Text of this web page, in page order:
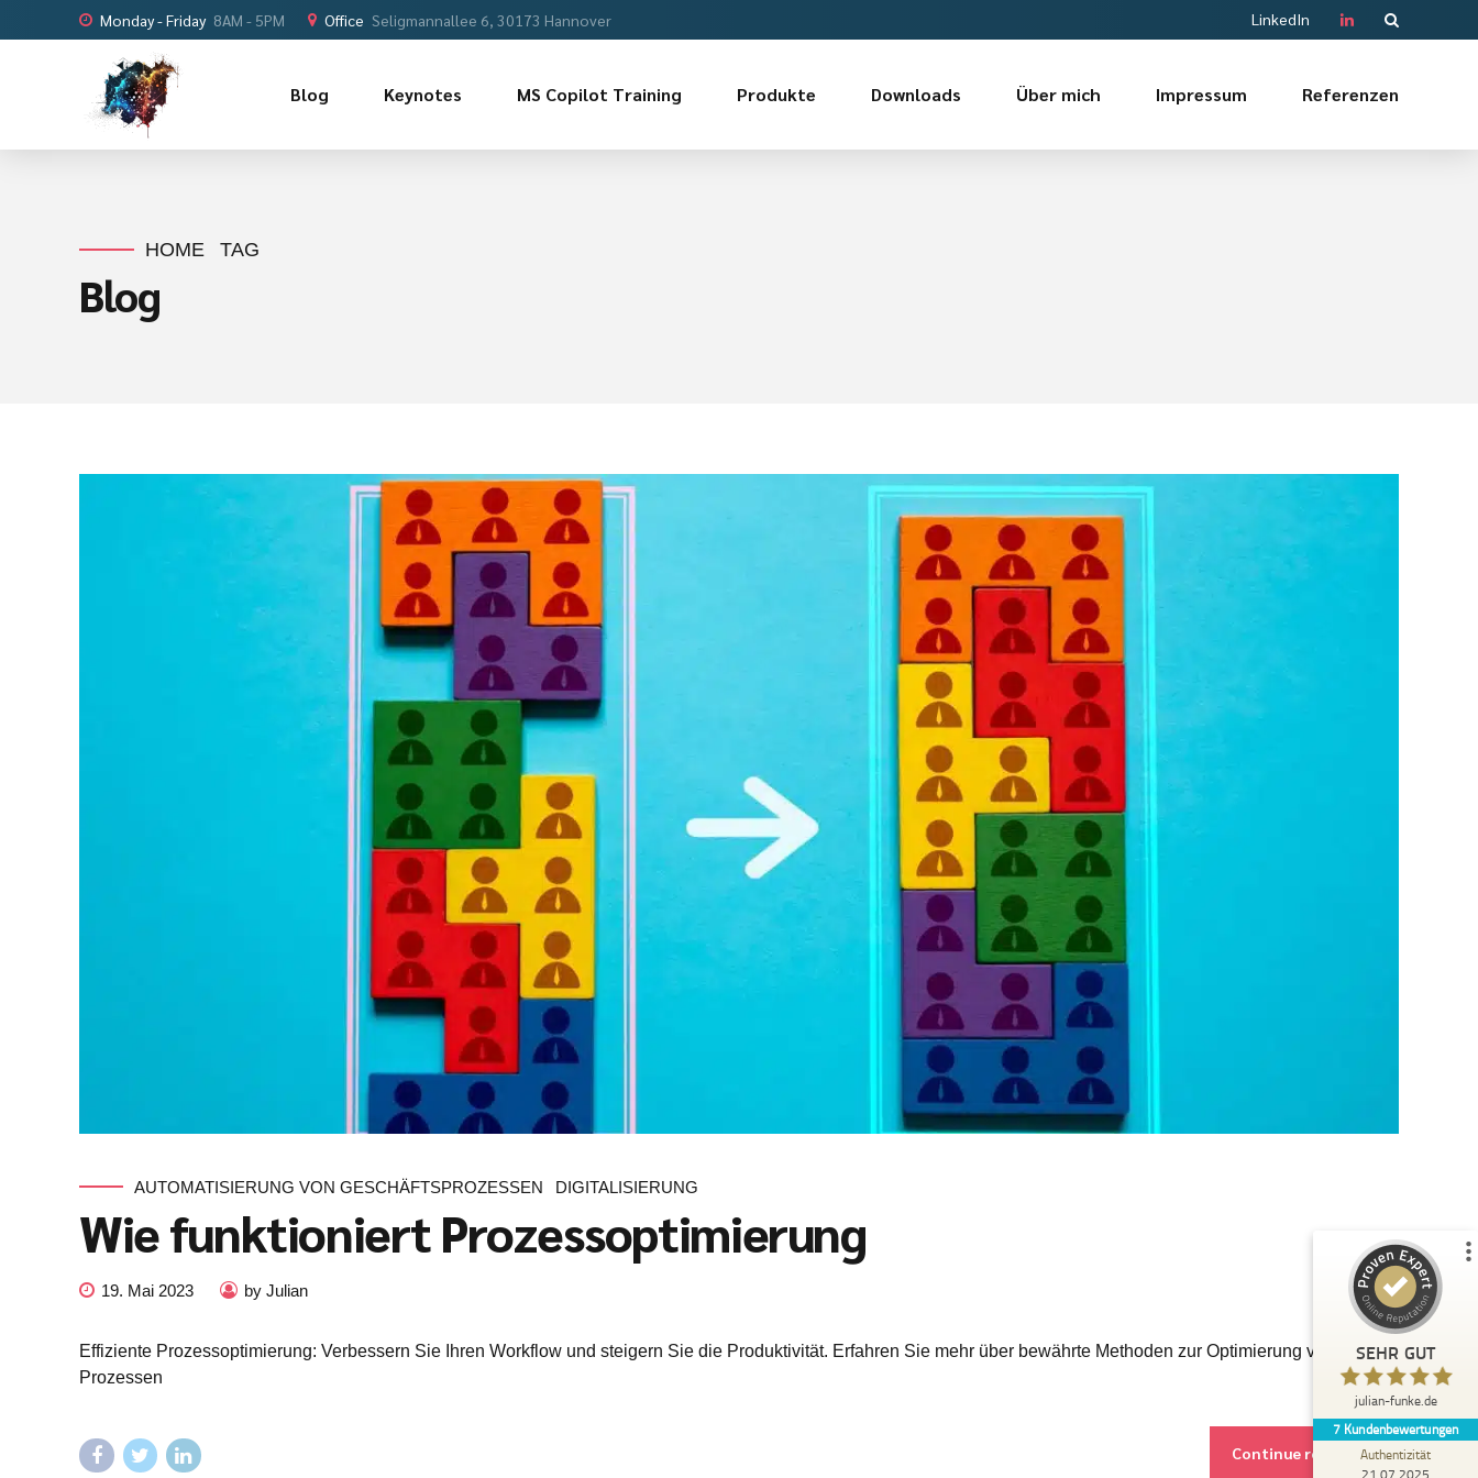
Monday - Friday 8AM - 5PM Office Seligmannallee 6, 30173 Hannover LinkedIn
Blog Keynotes MS Copilot Training Produkte Downloads Über mich Impressum Referenzen
HOME TAG
Blog
AUTOMATISIERUNG VON GESCHÄFTSPROZESSEN DIGITALISIERUNG
Wie funktioniert Prozessoptimierung
19. Mai 2023 by Julian
Effiziente Prozessoptimierung: Verbessern Sie Ihren Workflow und steigern Sie die Produktivität. Erfahren Sie mehr über bewährte Methoden zur Optimierung von
Prozessen
Continue reading
SEHR GUT
julian-funke.de
7 Kundenbewertungen
Authentizität
21.07.2025
ProvenExpert.com
4,87
/
5,00
Erfahren Sie mehr über dieses Bewertungssiegel
Anonym
5,00
Julian Funke ist ein wirklicher Experte im KI
Bereich, der auch den technischen
Background mitbringt und Wis...